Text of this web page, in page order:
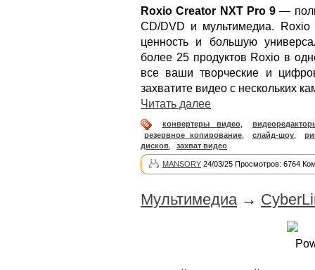
Roxio Creator NXT Pro 9 —
CD/DVD и мультимедиа.
ценность и большую
более 25 продуктов Roxio в
все ваши творческие и
захватите видео с нескольких
Читать далее
конвертеры видео,
резервное копирование, слайд-шоу,
дисков
захват видео
MANSORY 24/03/25 Просмотров: 6764
Мультимедиа→